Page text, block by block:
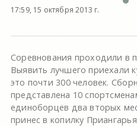
17:59, 15 октября 2013 г.
Соревнования проходили в
Выявить лучшего приехали
это почти 300 человек.
представлена 10
единоборцев два вторых
принес в копилку